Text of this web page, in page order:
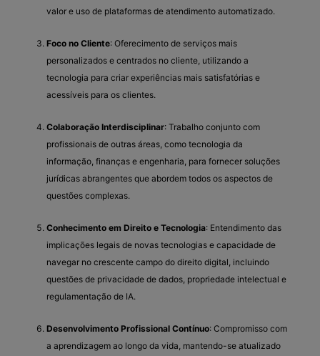
valor e uso de plataformas de atendimento automatizado.
Foco no Cliente: Oferecimento de serviços mais
personalizados e centrados no cliente, utilizando a
tecnologia para criar experiências mais satisfatórias e
acessíveis para os clientes.
Colaboração Interdisciplinar: Trabalho conjunto com
profissionais de outras áreas, como tecnologia da
informação, finanças e engenharia, para fornecer soluções
jurídicas abrangentes que abordem todos os aspectos de
questões complexas.
Conhecimento em Direito e Tecnologia: Entendimento das
implicações legais de novas tecnologias e capacidade de
navegar no crescente campo do direito digital, incluindo
questões de privacidade de dados, propriedade intelectual e
regulamentação de IA.
Desenvolvimento Profissional Contínuo: Compromisso com
a aprendizagem ao longo da vida, mantendo-se atualizado